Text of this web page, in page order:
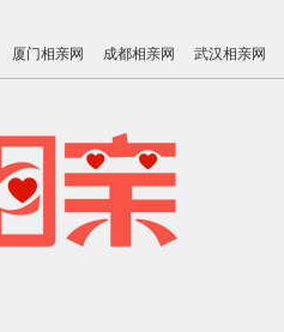
厦门相亲网 成都相亲网 武汉相亲网